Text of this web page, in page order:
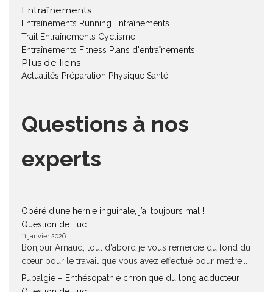
Entraînements
Entraînements Running Entraînements
Trail
Entraînements Cyclisme
Entraînements Fitness Plans d'entraînements
Plus de liens
Actualités Préparation Physique Santé
Questions à nos
experts
Opéré d’une hernie inguinale, j’ai toujours mal !
Question de Luc
11 janvier 2026
Bonjour Arnaud, tout d'abord je vous remercie du fond du
cœur pour le travail que vous avez effectué pour mettre...
Pubalgie – Enthésopathie chronique du long adducteur